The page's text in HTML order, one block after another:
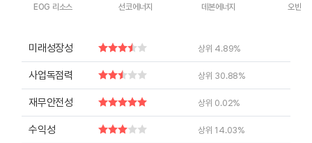
EOG 리소스 선코에너지 데본에너지 오빈티
미래성장성 상위 4.89%
사업독점력 상위 30.88%
재무안전성 상위 0.02%
수익성 상위 14.03%